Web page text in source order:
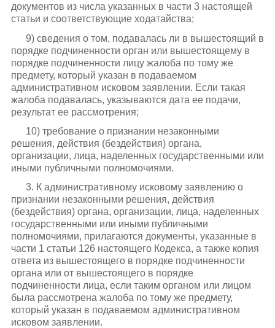
документов из числа указанных в части 3 настоящей
статьи и соответствующие ходатайства;
9) сведения о том, подавалась ли в вышестоящий в
порядке подчиненности орган или вышестоящему в
порядке подчиненности лицу жалоба по тому же
предмету, который указан в подаваемом
административном исковом заявлении. Если такая
жалоба подавалась, указываются дата ее подачи,
результат ее рассмотрения;
10) требование о признании незаконными
решения, действия (бездействия) органа,
организации, лица, наделенных государственными или
иными публичными полномочиями.
3. К административному исковому заявлению о
признании незаконными решения, действия
(бездействия) органа, организации, лица, наделенных
государственными или иными публичными
полномочиями, прилагаются документы, указанные в
части 1 статьи 126 настоящего Кодекса, а также копия
ответа из вышестоящего в порядке подчиненности
органа или от вышестоящего в порядке
подчиненности лица, если таким органом или лицом
была рассмотрена жалоба по тому же предмету,
который указан в подаваемом административном
исковом заявлении.